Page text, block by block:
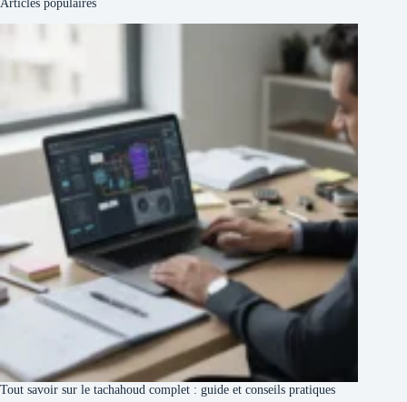
Tout savoir sur le tachahoud complet : guide et conseils pratiques